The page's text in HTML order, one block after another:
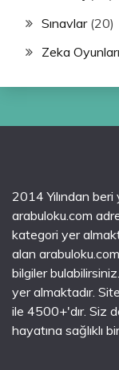
Sınavlar(20)
Zeka Oyunları
2014 Yılından
arabuloku.com
kategori yer
alan
bilgiler
yer almaktadır.
ile 4500+'dır. Siz
hayatına sağlıklı